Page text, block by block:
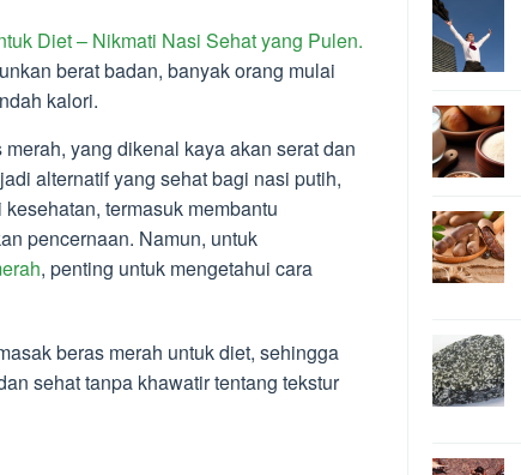
Diet – Nikmati Nasi Sehat yang Pulen.
berat badan, banyak orang mulai
kalori.
yang dikenal kaya akan serat dan
alternatif yang sehat bagi nasi putih,
termasuk membantu
pencernaan. Namun, untuk
, penting untuk mengetahui cara
beras merah untuk diet, sehingga
sehat tanpa khawatir tentang tekstur